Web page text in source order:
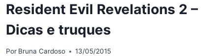
Resident Evil Revelations 2 –
Dicas e truques
Por Bruna Cardoso 13/05/2015